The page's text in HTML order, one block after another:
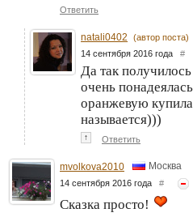
Ответить
natali0402 (автор поста)
14 сентября 2016 года #
Да так
очень
оранжевую
называется)))
↑ Ответить
mvolkova2010 Москва
14 сентября 2016 года #
Сказка просто!